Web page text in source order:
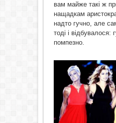
вам майже такі ж
нащадкам
надто гучно, але
тоді і відбувалося:
помпезно.